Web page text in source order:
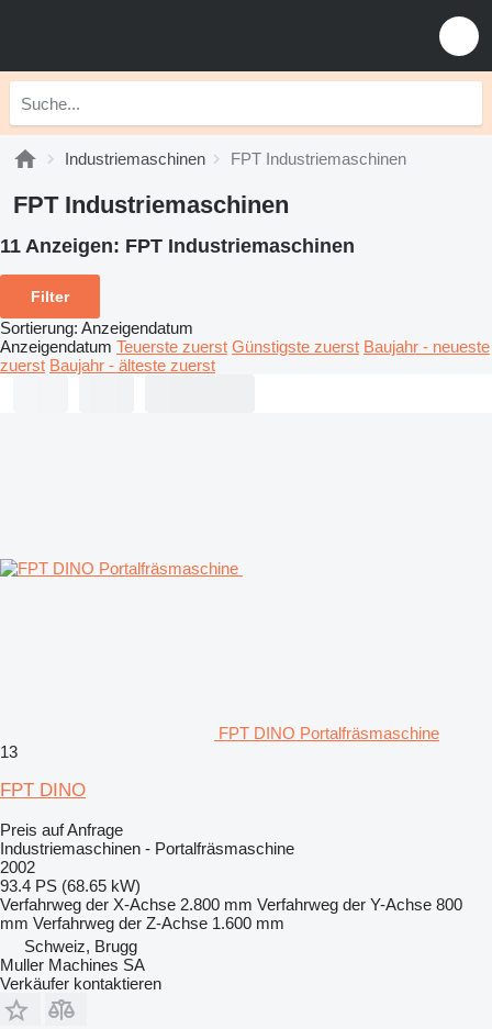
Industriemaschinen FPT Industriemaschinen
FPT Industriemaschinen
11 Anzeigen: FPT Industriemaschinen
Filter
Sortierung: Anzeigendatum
Anzeigendatum Teuerste zuerst Günstigste zuerst Baujahr - neueste
zuerst Baujahr - älteste zuerst
FPT DINO Portalfräsmaschine
13
FPT DINO
Preis auf Anfrage
Industriemaschinen - Portalfräsmaschine
2002
93.4 PS (68.65 kW)
Verfahrweg der X-Achse 2.800 mm Verfahrweg der Y-Achse 800
mm Verfahrweg der Z-Achse 1.600 mm
Schweiz, Brugg
Muller Machines SA
Verkäufer kontaktieren